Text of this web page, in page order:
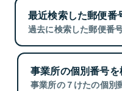
最近検索した郵便番
過去に検索した郵便番
事業所の個別番号を
事業所の７けたの個別